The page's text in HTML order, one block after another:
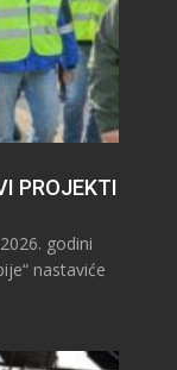
PROJEKTI
godini
nastaviće